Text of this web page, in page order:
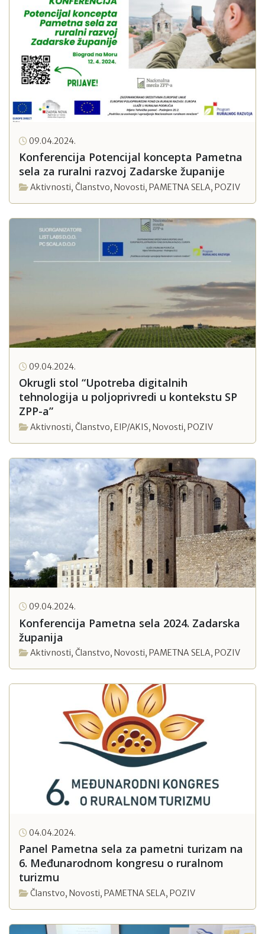
09.04.2024.
Konferencija Potencijal koncepta Pametna
sela za ruralni razvoj Zadarske županije
Aktivnosti, Članstvo, Novosti, PAMETNA SELA, POZIV
09.04.2024.
Okrugli stol “Upotreba digitalnih
tehnologija u poljoprivredi u kontekstu SP
ZPP-a”
Aktivnosti, Članstvo, EIP/AKIS, Novosti, POZIV
09.04.2024.
Konferencija Pametna sela 2024. Zadarska
županija
Aktivnosti, Članstvo, Novosti, PAMETNA SELA, POZIV
04.04.2024.
Panel Pametna sela za pametni turizam na
6. Međunarodnom kongresu o ruralnom
turizmu
Članstvo, Novosti, PAMETNA SELA, POZIV